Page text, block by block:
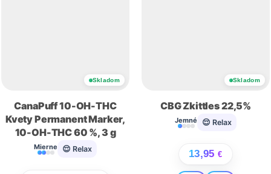
Skladom
CanaPuff 10-OH-THC
Kvety Permanent Marker,
10-OH-THC 60 %, 3 g
Mierne 😌 Relax
Skladom
CBG Zkittles 22,5%
Jemné 😌 Relax
13,95 €